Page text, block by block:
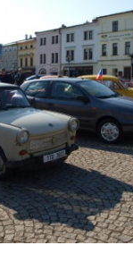
akcí 2026